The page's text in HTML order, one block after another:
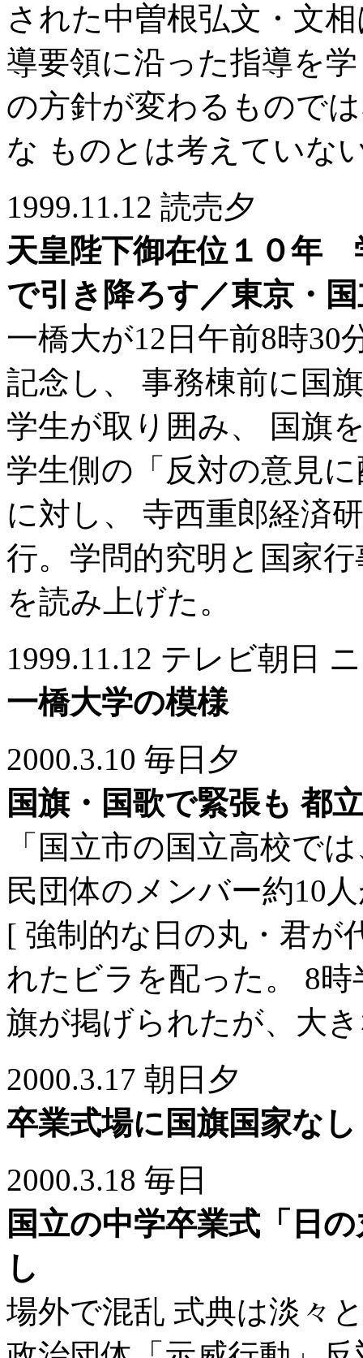
された中曽根弘文・文
導要領に沿った指導を
の方針が変わるもので
な ものとは考えていな
1999.11.12 読売夕
天皇陛下御在位１０年
で引き降ろす／東京・
一橋大が12日午前8時30
記念し、 事務棟前に国
学生が取り囲み、 国旗
学生側の「反対の意見
に対し、 寺西重郎経済
行。学問的究明と国家
を読み上げた。
1999.11.12 テレビ朝日
一橋大学の模様
2000.3.10 毎日夕
国旗・国歌で緊張も 都
「国立市の国立高校で
民団体のメンバー約10
[ 強制的な日の丸・君が
れたビラを配った。 8
旗が掲げられたが、大
2000.3.17 朝日夕
卒業式場に国旗国家なし
2000.3.18 毎日
国立の中学卒業式「日
し
場外で混乱 式典は淡々